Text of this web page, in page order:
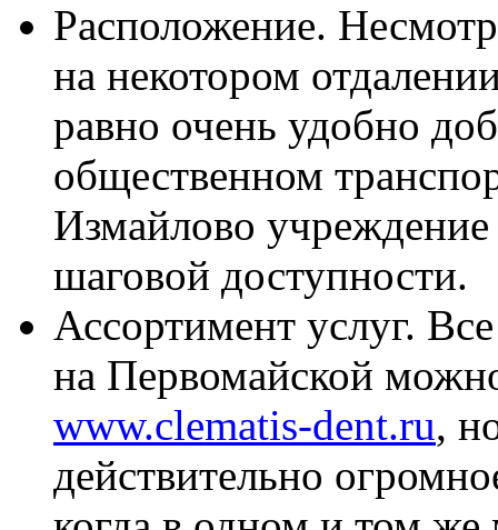
Расположение.
на некотором
равно очень удобно
общественном
Измайлово учреждение
шаговой доступности.
Ассортимент услуг.
на Первомайской
www.clematis-dent.ru,
действительно